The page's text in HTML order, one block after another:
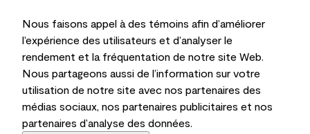
Nous faisons appel à des témoins afin d’améliorer
l’expérience des utilisateurs et d’analyser le
rendement et la fréquentation de notre site Web.
Nous partageons aussi de l’information sur votre
utilisation de notre site avec nos partenaires des
médias sociaux, nos partenaires publicitaires et nos
partenaires d’analyse des données.
Ambiant